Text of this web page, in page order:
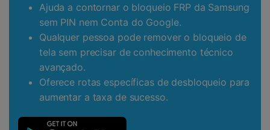
Ajuda a contornar o bloqueio FRP da Samsung
sem PIN nem Conta do Google.
Qualquer pessoa pode remover o bloqueio de
tela sem precisar de conhecimento técnico
avançado.
Oferece rotas específicas de desbloqueio para
aumentar a taxa de sucesso.